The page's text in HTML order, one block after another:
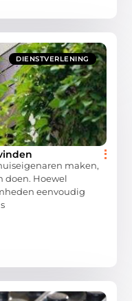
DIENSTVERLENING
maken,
doen. Hoewel
eenvoudig